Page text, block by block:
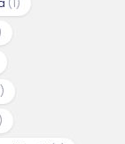
(1)